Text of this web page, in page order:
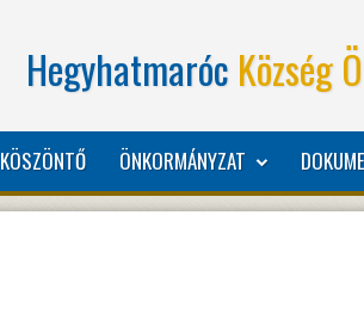
Hegyhatmaróc Község
KÖSZÖNTŐ ÖNKORMÁNYZAT